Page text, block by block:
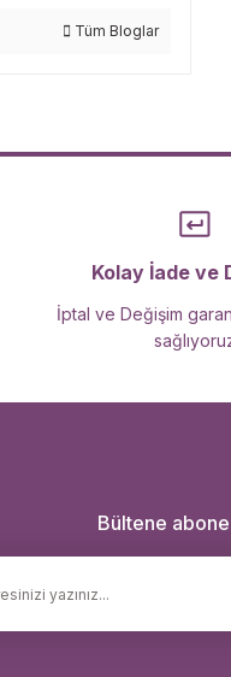
Tüm Bloglar
Kolay İade ve
İptal ve Değişim
Bültene